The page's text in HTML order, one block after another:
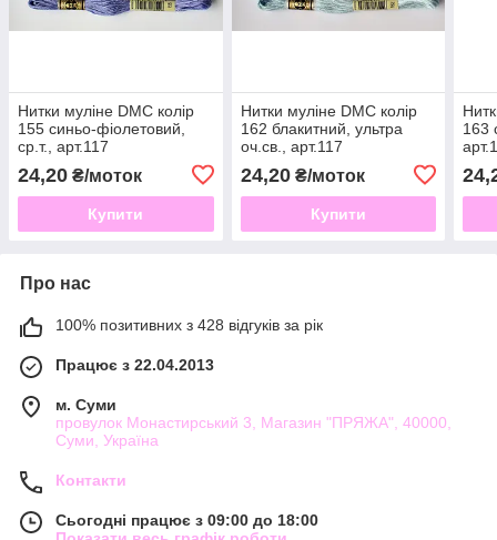
Нитки муліне DMC колір
155 синьо-фіолетовий,
ср.т., арт.117
24,20 ₴/моток
Купити
Нитки муліне DMC колір
162 блакитний, ультра
оч.св., арт.117
24,20₴/моток
Купити
163
Про нас
100% позитивних з 428 відгуків за рік
Працює з 22.04.2013
м. Суми
провулок Монастирський 3, Магазин "ПРЯЖА", 40000,
Суми, Україна
Контакти
Сьогодні працює з 09:00 до 18:00